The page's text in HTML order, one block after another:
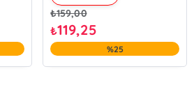
₺159,00
₺119,25
%25